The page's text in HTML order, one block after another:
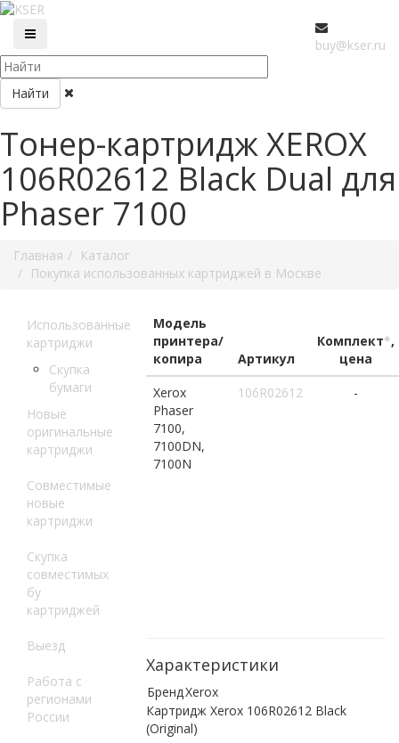
buy@kser.ru
Найти
Тонер-картридж XEROX
106R02612 Black Dual для
Phaser 7100
Главная
Каталог
Покупка использованных картриджей в Москве
Использованные
картриджи
Скупка
бумаги
Новые
оригинальные
картриджи
Совместимые
новые
картриджи
Скупка
совместимых
бу
картриджей
Выезд
Работа с
регионами
России
Модель
принтера/
копира
Артикул
Комплект*,
цена
Xerox
Phaser
7100,
7100DN,
7100N
106R02612 -
Характеристики
БрендXerox
Картридж Xerox 106R02612 Black
(Original)